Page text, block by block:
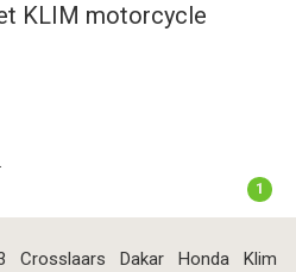
KLIM motorcycle
1
Crosslaars Dakar Honda
Klim